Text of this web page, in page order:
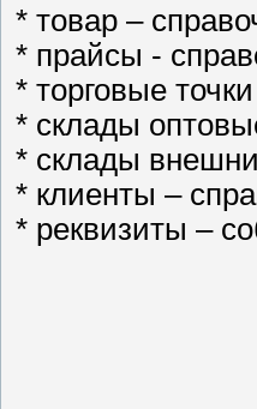
* товар –
* прайсы -
* торговые
* склады
* склады
* клиенты –
* реквизиты –